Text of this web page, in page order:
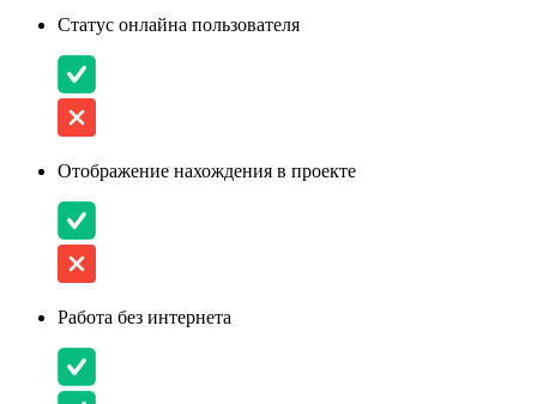
Статус онлайна пользователя
Отображение нахождения в проекте
Работа без интернета